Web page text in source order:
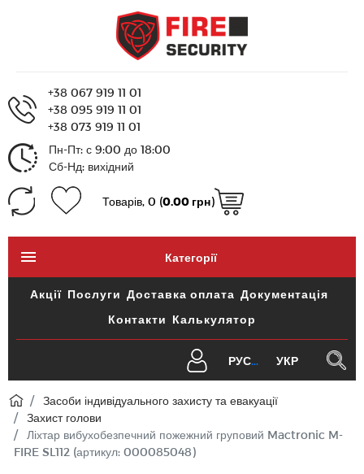
+38 067 919 11 01
+38 095 919 11 01
+38 073 919 11 01
Пн-Пт: с 9:00 до 18:00
Сб-Нд: вихідний
Товарів, 0 (0.00 грн)
Категорії
Акції Послуги Доставка оплата Документація
Контакти Калькулятор
РУС УКР
Засоби індивідуального захисту та евакуації
Захист голови
Ліхтар вибухобезпечний пожежний груповий Mactronic M-
FIRE SL112 (артикул: 000085048)